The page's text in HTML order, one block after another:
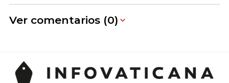
Ver comentarios (0)